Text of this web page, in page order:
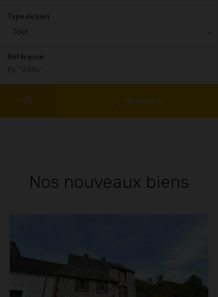
Type de bien
Tout
Référence
Rechercher
Nos nouveaux biens